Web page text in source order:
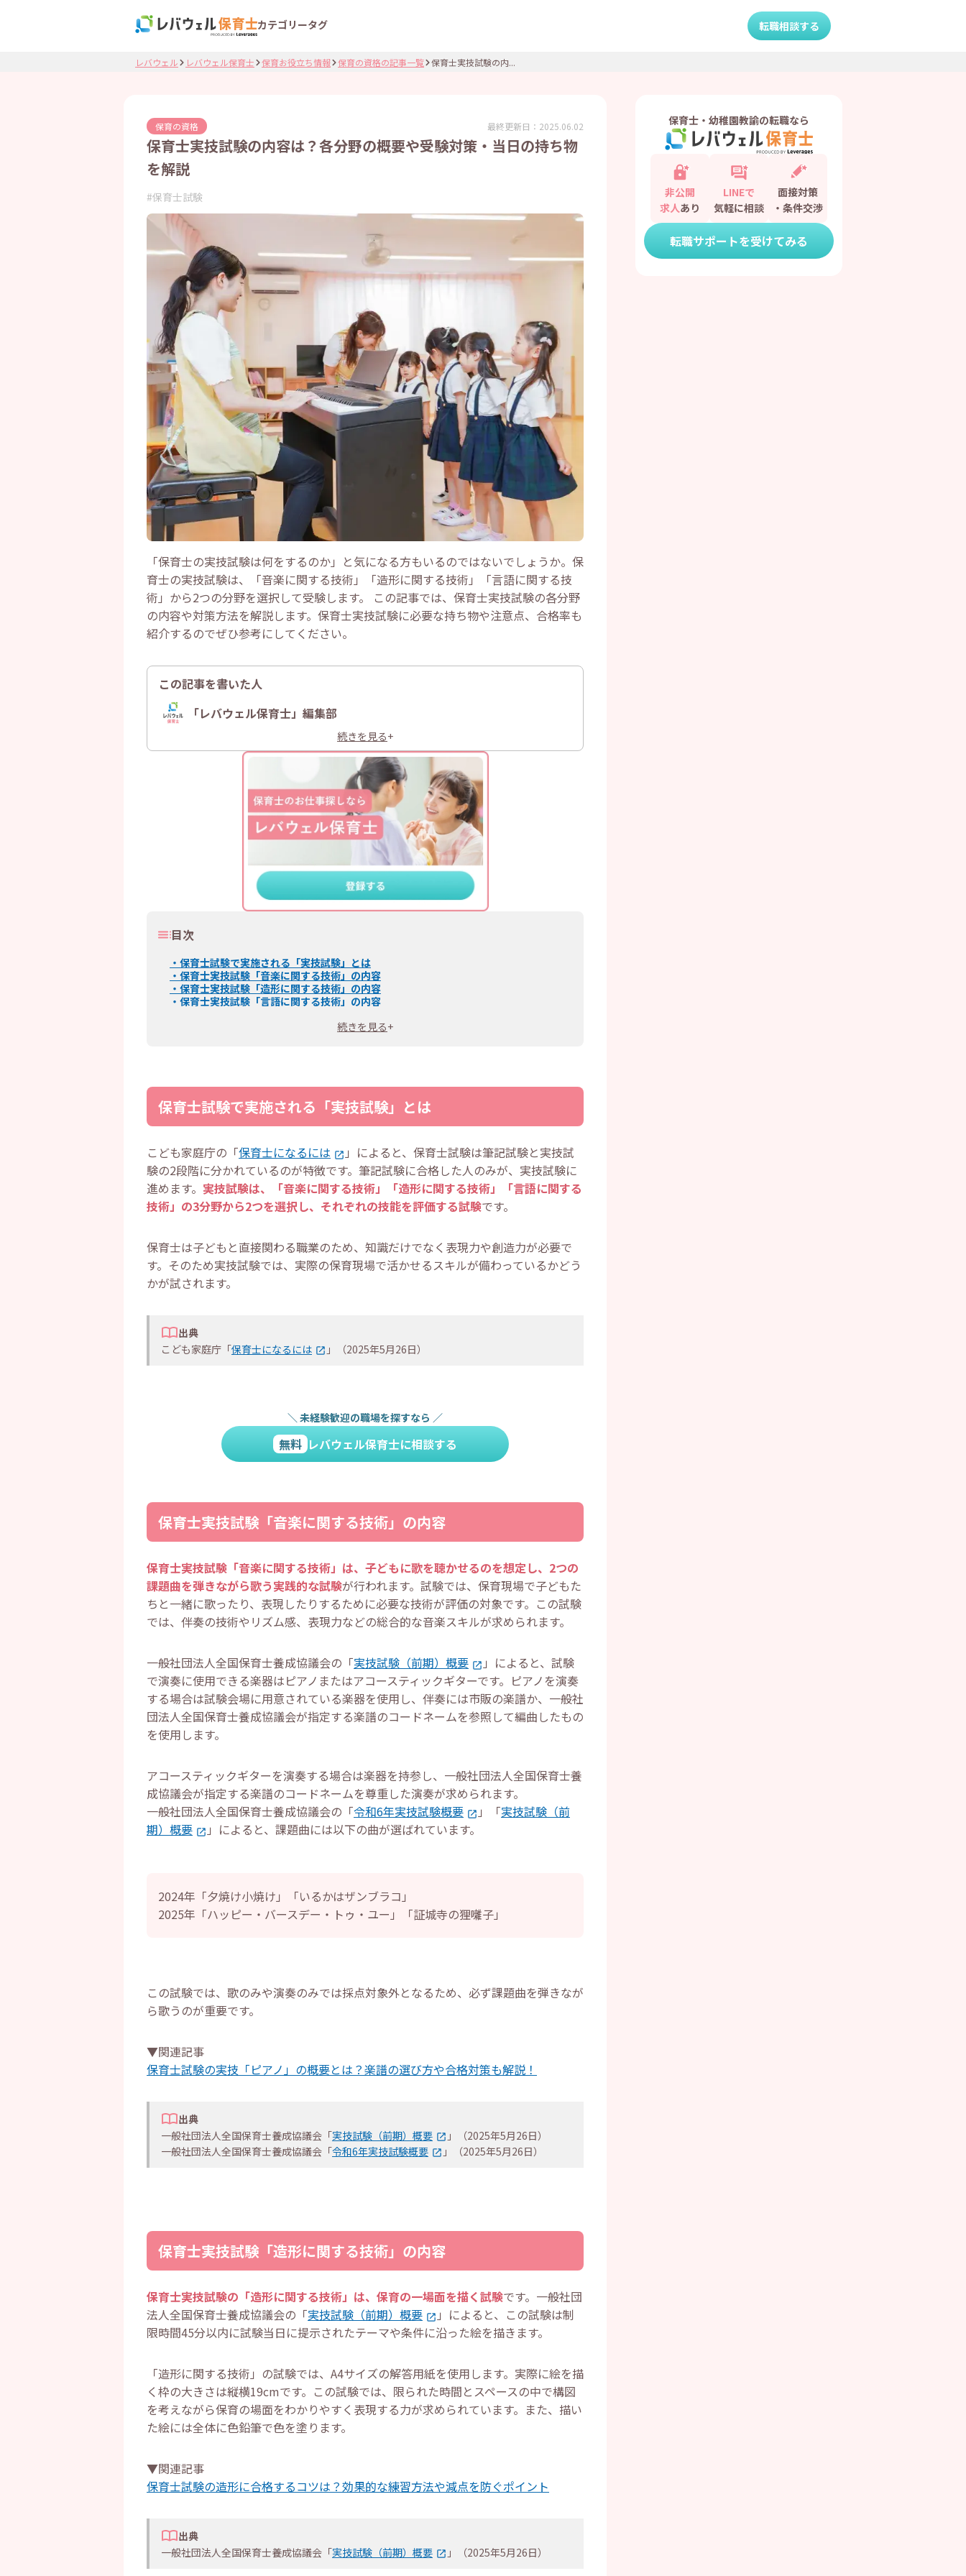
カテゴリータグ 転職相談する
レバウェル レバウェル保育士 保育お役立ち情報 保育の資格の記事一覧 保育士実技試験の内...
保育の資格 最終更新日： 2025.06.02
保育士実技試験の内容は？各分野の概要や受験対策・当日の持ち物
を解説
#保育士試験
「保育士の実技試験は何をするのか」と気になる方もいるのではないでしょうか。保
育士の実技試験は、「音楽に関する技術」「造形に関する技術」「言語に関する技
術」から2つの分野を選択して受験します。 この記事では、保育士実技試験の各分野
の内容や対策方法を解説します。保育士実技試験に必要な持ち物や注意点、合格率も
紹介するのでぜひ参考にしてください。
この記事を書いた人
「レバウェル保育士」編集部
続きを見る+
目次
・ 保育士試験で実施される「実技試験」とは
・ 保育士実技試験「音楽に関する技術」の内容
・ 保育士実技試験「造形に関する技術」の内容
・ 保育士実技試験「言語に関する技術」の内容
子どもたちに楽しんでもらうことを意識する
・タイマーで時間を計測する
・ 保育士実技試験「言語」の対策方法
・お話を3分にまとめて暗唱する
・
お話に合わせた身振り手振りをつける
・録画で表情や声のトーンを確認する
・保育士実技試験当日の服装
・保育士実技試験当日に必要な持ち物
・ 「音楽」の実技試験に必要な持ち物
・「造形」の実技試験に必要な持ち物
・「音楽」を選択する場合
・「造形」を選択する場合
・「言語」を選択する場合
・保育士実技試験の合格率
・ 保育士の実技試験はどれがいい？
・保育士の実技試験で落ちる人の特徴はある？
・まとめ
続きを見る+
保育士試験で実施される「実技試験」とは
こども家庭庁の「保育士になるには
」によると、保育士試験は筆記試験と実技試
験の2段階に分かれているのが特徴です。筆記試験に合格した人のみが、実技試験に
進めます。 実技試験は、「音楽に関する技術」「造形に関する技術」「言語に関する
技術」の3分野から2つを選択し、それぞれの技能を評価する試験です。
保育士は子どもと直接関わる職業のため、知識だけでなく表現力や創造力が必要で
す。そのため実技試験では、実際の保育現場で活かせるスキルが備わっているかどう
かが試されます。
出典
こども家庭庁「保育士になるには 」（2025年5月26日）
＼ 未経験歓迎の職場を探すなら ／
無料 レバウェル保育士に相談する
保育士実技試験「音楽に関する技術」の内容
保育士実技試験「音楽に関する技術」は、子どもに歌を聴かせるのを想定し、2つの
課題曲を弾きながら歌う実践的な試験が行われます。試験では、保育現場で子どもた
ちと一緒に歌ったり、表現したりするために必要な技術が評価の対象です。この試験
では、伴奏の技術やリズム感、表現力などの総合的な音楽スキルが求められます。
一般社団法人全国保育士養成協議会の「実技試験（前期）概要
」によると、試験
で演奏に使用できる楽器はピアノまたはアコースティックギターです。ピアノを演奏
する場合は試験会場に用意されている楽器を使用し、伴奏には市販の楽譜か、一般社
団法人全国保育士養成協議会が指定する楽譜のコードネームを参照して編曲したもの
を使用します。
アコースティックギターを演奏する場合は楽器を持参し、一般社団法人全国保育士養
成協議会が指定する楽譜のコードネームを尊重した演奏が求められます。
一般社団法人全国保育士養成協議会の「令和6年実技試験概要 」「実技試験（前
期）概要
」によると、課題曲には以下の曲が選ばれています。
2024年「夕焼け小焼け」「いるかはザンブラコ」
2025年「ハッピー・バースデー・トゥ・ユー」「証城寺の狸囃子」
この試験では、歌のみや演奏のみでは採点対象外となるため、必ず課題曲を弾きなが
ら歌うのが重要です。
▼関連記事
保育士試験の実技「ピアノ」の概要とは？楽譜の選び方や合格対策も解説！
出典
一般社団法人全国保育士養成協議会「実技試験（前期）概要
」（2025年5月26日）
一般社団法人全国保育士養成協議会「令和6年実技試験概要 」（2025年5月26日）
保育士実技試験「造形に関する技術」の内容
保育士実技試験の「造形に関する技術」は、保育の一場面を描く試験です。一般社団
法人全国保育士養成協議会の「実技試験（前期）概要
」によると、この試験は制
限時間45分以内に試験当日に提示されたテーマや条件に沿った絵を描きます。
「造形に関する技術」の試験では、A4サイズの解答用紙を使用します。実際に絵を描
く枠の大きさは縦横19cmです。この試験では、限られた時間とスペースの中で構図
を考えながら保育の場面をわかりやすく表現する力が求められています。また、描い
た絵には全体に色鉛筆で色を塗ります。
▼関連記事
保育士試験の造形に合格するコツは？効果的な練習方法や減点を防ぐポイント
出典
一般社団法人全国保育士養成協議会「実技試験（前期）概要 」（2025年5月26日）
保育士・幼稚園教諭の転職なら
非公開
求人あり
LINEで
気軽に相談
面接対策
・条件交渉
転職サポートを受けてみる